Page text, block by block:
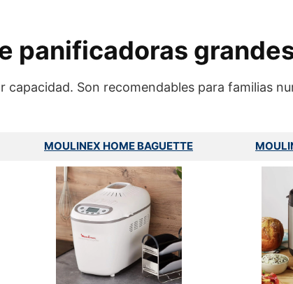
panificadoras
Son recomendables para familias
MOULINEX HOME BAGUETTE